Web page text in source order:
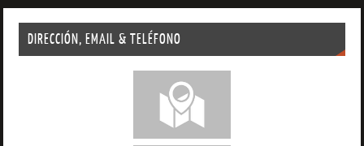
DIRECCIÓN, EMAIL & TELÉFONO